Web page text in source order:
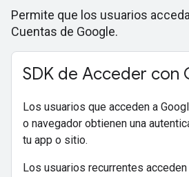
Permite que los usuarios
Cuentas de Google.
SDK de Acceder con
Los usuarios que acceden a
o navegador obtienen una
tu app o sitio.
Los usuarios recurrentes